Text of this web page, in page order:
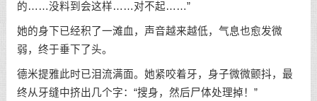
的……没料到会这样……对不起……”
她的身下已经积了一滩血，声音越来越低，气息也愈发微
弱，终于垂下了头。
德米提雅此时已泪流满面。她紧咬着牙，身子微微颤抖，最
终从牙缝中挤出几个字：“搜身，然后尸体处理掉！”